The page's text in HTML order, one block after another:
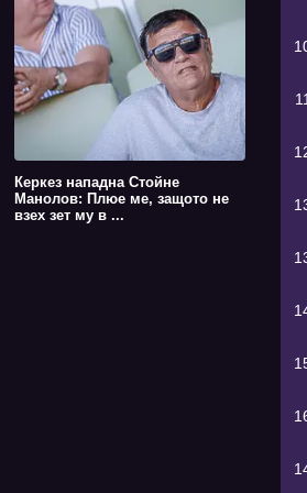
Керкез нападна Стойне
Манолов: Плюе ме, защото не
взех зет му в ...